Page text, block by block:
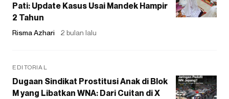
Pati: Update Kasus Usai Mandek Hampir
2 Tahun
Risma Azhari 2 bulan lalu
EDITORIAL
Dugaan Sindikat Prostitusi Anak di Blok
M yang Libatkan WNA: Dari Cuitan di X